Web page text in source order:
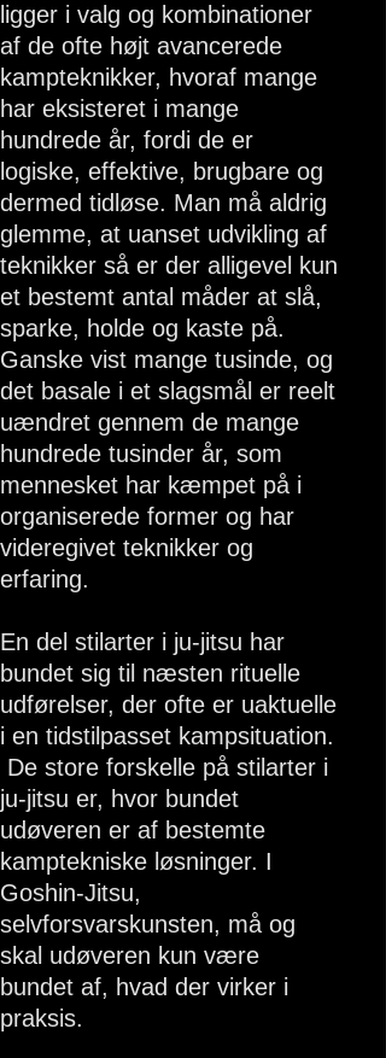
ligger i valg og kombinationer
af de ofte højt avancerede
kampteknikker, hvoraf mange
har eksisteret i mange
hundrede år, fordi de er
logiske, effektive, brugbare og
dermed tidløse. Man må aldrig
glemme, at uanset udvikling af
teknikker så er der alligevel kun
et bestemt antal måder at slå,
sparke, holde og kaste på.
Ganske vist mange tusinde, og
det basale i et slagsmål er reelt
uændret gennem de mange
hundrede tusinder år, som
mennesket har kæmpet på i
organiserede former og har
videregivet teknikker og
erfaring.
En del stilarter i ju-jitsu har
bundet sig til næsten rituelle
udførelser, der ofte er uaktuelle
i en tidstilpasset kampsituation.
De store forskelle på stilarter i
ju-jitsu er, hvor bundet
udøveren er af bestemte
kamptekniske løsninger. I
Goshin-Jitsu,
selvforsvarskunsten, må og
skal udøveren kun være
bundet af, hvad der virker i
praksis.